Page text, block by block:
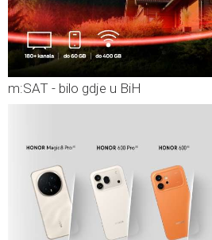
m:SAT - bilo gdje u BiH